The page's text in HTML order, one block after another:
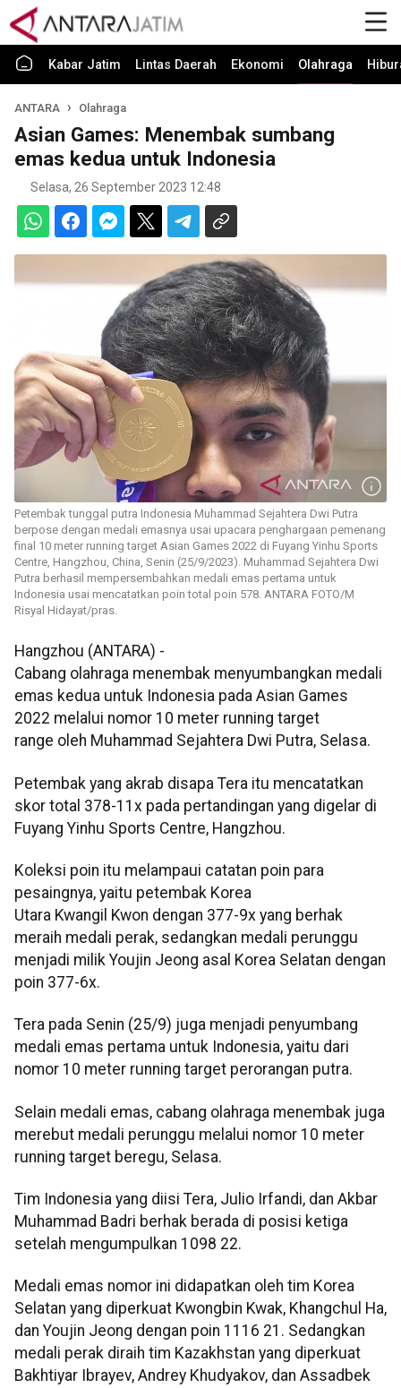
Kabar Jatim Lintas Daerah Ekonomi Olahraga
ANTARA Olahraga
Asian Games: Menembak sumbang
emas kedua untuk Indonesia
Selasa, 26 September 2023 12:48
Petembak tunggal putra Indonesia Muhammad Sejahtera Dwi Putra
berpose dengan medali emasnya usai upacara penghargaan pemenang
final 10 meter running target Asian Games 2022 di Fuyang Yinhu Sports
Centre, Hangzhou, China, Senin (25/9/2023). Muhammad Sejahtera Dwi
Putra berhasil mempersembahkan medali emas pertama untuk
Indonesia usai mencatatkan poin total poin 578. ANTARA FOTO/M
Risyal Hidayat/pras.
Hangzhou (ANTARA) -
Cabang olahraga menembak menyumbangkan medali
emas kedua untuk Indonesia pada Asian Games
2022 melalui nomor 10 meter running target
range oleh Muhammad Sejahtera Dwi Putra, Selasa.
Petembak yang akrab disapa Tera itu mencatatkan
skor total 378-11x pada pertandingan yang digelar di
Fuyang Yinhu Sports Centre, Hangzhou.
Koleksi poin itu melampaui catatan poin para
pesaingnya, yaitu petembak Korea
Utara Kwangil Kwon dengan 377-9x yang berhak
meraih medali perak, sedangkan medali perunggu
menjadi milik Youjin Jeong asal Korea Selatan dengan
poin 377-6x.
Tera pada Senin (25/9) juga menjadi penyumbang
medali emas pertama untuk Indonesia, yaitu dari
nomor 10 meter running target perorangan putra.
Selain medali emas, cabang olahraga menembak juga
merebut medali perunggu melalui nomor 10 meter
running target beregu, Selasa.
Tim Indonesia yang diisi Tera, Julio Irfandi, dan Akbar
Muhammad Badri berhak berada di posisi ketiga
setelah mengumpulkan 1098 22.
Medali emas nomor ini didapatkan oleh tim Korea
Selatan yang diperkuat Kwongbin Kwak, Khangchul Ha,
dan Youjin Jeong dengan poin 1116 21. Sedangkan
medali perak diraih tim Kazakhstan yang diperkuat
Bakhtiyar Ibrayev, Andrey Khudyakov, dan Assadbek